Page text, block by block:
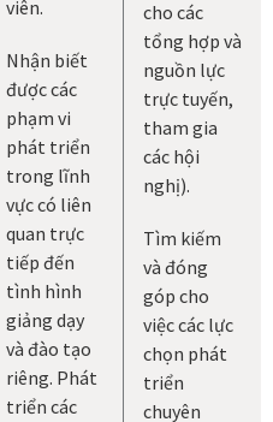
viên.
Nhận biết
được các
phạm vi
phát triển
trong lĩnh
vực có liên
quan trực
tiếp đến
tình hình
giảng dạy
và đào tạo
riêng. Phát
triển các
cho các
tổng hợp và
nguồn lực
trực tuyến,
tham gia
các hội
nghị).
Tìm kiếm
và đóng
góp cho
việc các lực
chọn phát
triển
chuyên